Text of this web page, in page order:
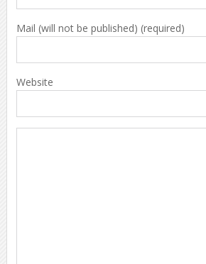
Mail (will not be published) (required)
Website